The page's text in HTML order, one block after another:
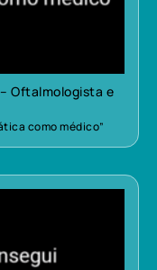
Oftalmologista e
como médico”